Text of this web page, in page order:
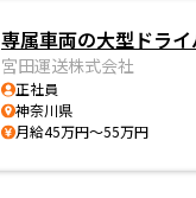
専属車両の大型ドラ
宮田運送株式会社
正社員
神奈川県
月給45万円～55万円